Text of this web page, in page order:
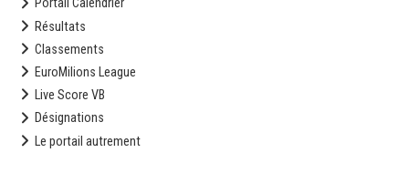
Portail Calendrier
Résultats
Classements
EuroMilions League
Live Score VB
Désignations
Le portail autrement